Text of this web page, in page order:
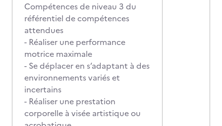
Compétences de niveau 3 du
référentiel de compétences
attendues
- Réaliser une performance
motrice maximale
- Se déplacer en s’adaptant à des
environnements variés et
incertains
- Réaliser une prestation
corporelle à visée artistique ou